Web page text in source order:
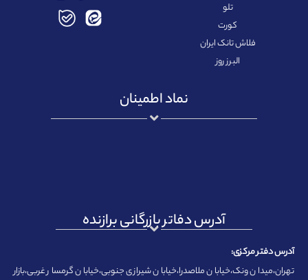
تلو
کورت
فلاش تانک ایران
البرز روز
نماد اطمینان
آدرس دفاتر بازرگانی برازنده
آدرس دفتر مرکزی:
تهران،میدان ونک،خیابان ملاصدرا،خیابان شیرازی جنوبی،خیابان گرمسار غربی،بازار